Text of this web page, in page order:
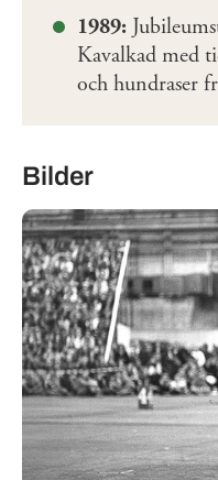
1989:
Kavalkad med
och hundraser
Bilder